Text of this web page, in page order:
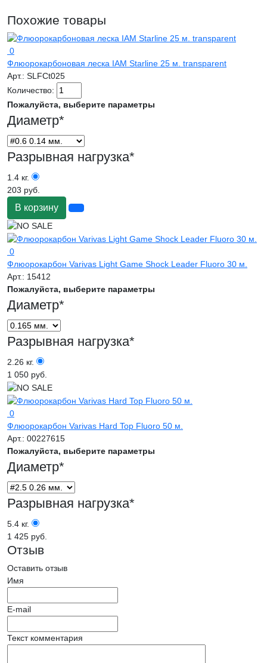
Похожие товары
0
Флюорокарбоновая леска IAM Starline 25 м. transparent
Арт.: SLFCt025
Количество:
Пожалуйста, выберите параметры
Диаметр*
Разрывная нагрузка*
1.4 кг.
203 руб.
В корзину
0
Флюорокарбон Varivas Light Game Shock Leader Fluoro 30 м.
Арт.: 15412
Пожалуйста, выберите параметры
Диаметр*
Разрывная нагрузка*
2.26 кг.
1 050 руб.
0
Флюорокарбон Varivas Hard Top Fluoro 50 м.
Арт.: 00227615
Пожалуйста, выберите параметры
Диаметр*
Разрывная нагрузка*
5.4 кг.
1 425 руб.
Отзыв
Оставить отзыв
Имя
E-mail
Текст комментария